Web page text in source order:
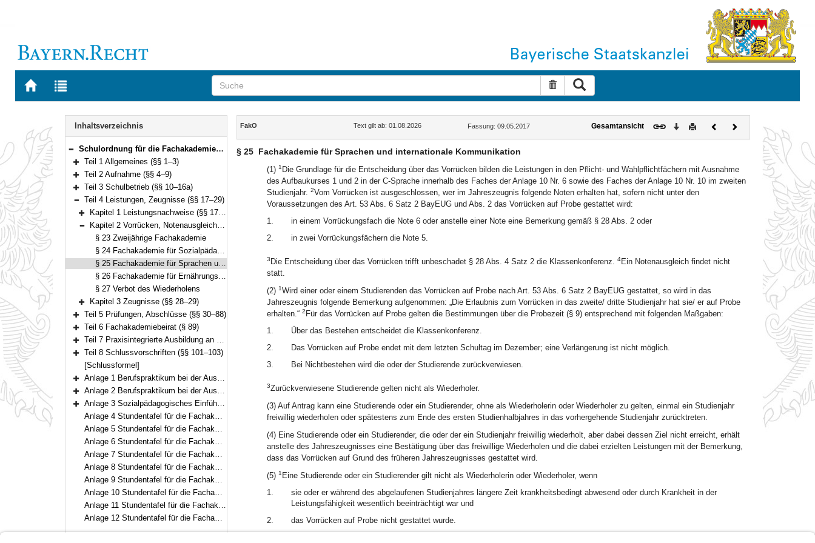
Zur
BAYERN.RECHT
Zur
letzten
Suche zurücksetzen
Navigation
Inhaltsverzeichnis
Bereich reduzieren
Schulordnung für die Fachakademien (Fachakademieordnung – FakO) Vom 9. Mai 2017 (GVBl. S. 118) BayRS 2236-9-1-4-K (§§ 1–103)
Bereich erweitern
Teil 1 Allgemeines (§§ 1–3)
Bereich erweitern
Teil 2 Aufnahme (§§ 4–9)
Bereich erweitern
Teil 3 Schulbetrieb (§§ 10–16a)
Bereich reduzieren
Teil 4 Leistungen, Zeugnisse (§§ 17–29)
Bereich erweitern
Kapitel 1 Leistungsnachweise (§§ 17–22)
Bereich reduzieren
Kapitel 2 Vorrücken, Notenausgleich und Wiederholen (§§ 23–27)
§ 23 Zweijährige Fachakademie
§ 24 Fachakademie für Sozialpädagogik
§ 25 Fachakademie für Sprachen und internationale Kommunikation
§ 26 Fachakademie für Ernährungs- und Versorgungsmanagement
§ 27 Verbot des Wiederholens
Bereich erweitern
Kapitel 3 Zeugnisse (§§ 28–29)
Bereich erweitern
Teil 5 Prüfungen, Abschlüsse (§§ 30–88)
Bereich erweitern
Teil 6 Fachakademiebeirat (§ 89)
Bereich erweitern
Teil 7 Praxisintegrierte Ausbildung an der Fachakademie für Sozialpädagogik (§§ 90–100)
Bereich erweitern
Teil 8 Schlussvorschriften (§§ 101–103)
[Schlussformel]
Bereich erweitern
Anlage 1 Berufspraktikum bei der Ausbildung zur Staatlich anerkannten Erzieherin und zum Staatlich anerkannten Erzieher
Bereich erweitern
Anlage 2 Berufspraktikum bei der Ausbildung zur Staatlich geprüften Betriebswirtin für Ernährungs- und Versorgungsmanagement und zum Staatlich geprüften Betriebswirt für Ernährungs- und Versorgungsmanagement
Bereich erweitern
Anlage 3 Sozialpädagogisches Einführungsjahr
Anlage 4 Stundentafel für die Fachakademie für Brau- und Getränketechnologie
Anlage 5 Stundentafel für die Fachakademie für Heilpädagogik
Anlage 6 Stundentafel für die Fachakademie für Medizintechnik
Anlage 7 Stundentafel für die Fachakademie für Raum- und Objektdesign
Anlage 8 Stundentafel für die Fachakademie für Wirtschaft
Anlage 9 Stundentafel für die Fachakademie für Sozialpädagogik
Anlage 10 Stundentafel für die Fachakademie für Sprachen und internationale Kommunikation
Anlage 11 Stundentafel für die Fachakademie für Ernährungs- und Versorgungsmanagement
Anlage 12 Stundentafel für die Fachakademien für Sozialpädagogik (praxisintegrierte Ausbildung)
Inhalt
FakO Text gilt ab: 01.08.2026 Fassung: 09.05.2017 Gesamtansicht Download
DruckenVorherigesNächstes
Dokument
§ 25 Fachakademie für Sprachen und internationale Kommunikation
(1) 1 Die Grundlage für die Entscheidung über das Vorrücken bilden die Leistungen in den Pflicht- und Wahlpflichtfächern mit Ausnahme
des Aufbaukurses 1 und 2 in der C-Sprache innerhalb des Faches der Anlage 10 Nr. 6 sowie des Faches der Anlage 10 Nr. 10 im zweiten
Studienjahr. 2Vom Vorrücken ist ausgeschlossen, wer im Jahreszeugnis folgende Noten erhalten hat, sofern nicht unter den
Voraussetzungen des Art. 53 Abs. 6 Satz 2 BayEUG und Abs. 2 das Vorrücken auf Probe gestattet wird:
1.
in einem Vorrückungsfach die Note 6 oder anstelle einer Note eine Bemerkung gemäß § 28 Abs. 2 oder
2.
in zwei Vorrückungsfächern die Note 5.
3 Die Entscheidung über das Vorrücken trifft unbeschadet § 28 Abs. 4 Satz 2 die Klassenkonferenz. 4Ein Notenausgleich findet nicht
statt.
(2) 1Wird einer oder einem Studierenden das Vorrücken auf Probe nach Art. 53 Abs. 6 Satz 2 BayEUG gestattet, so wird in das
Jahreszeugnis folgende Bemerkung aufgenommen: „Die Erlaubnis zum Vorrücken in das zweite/ dritte Studienjahr hat sie/ er auf Probe
erhalten.“ 2 Für das Vorrücken auf Probe gelten die Bestimmungen über die Probezeit (§ 9) entsprechend mit folgenden Maßgaben:
1.
Über das Bestehen entscheidet die Klassenkonferenz.
2.
Das Vorrücken auf Probe endet mit dem letzten Schultag im Dezember; eine Verlängerung ist nicht möglich.
3.
Bei Nichtbestehen wird die oder der Studierende zurückverwiesen.
3Zurückverwiesene Studierende gelten nicht als Wiederholer.
(3) Auf Antrag kann eine Studierende oder ein Studierender, ohne als Wiederholerin oder Wiederholer zu gelten, einmal ein Studienjahr
freiwillig wiederholen oder spätestens zum Ende des ersten Studienhalbjahres in das vorhergehende Studienjahr zurücktreten.
(4) Eine Studierende oder ein Studierender, die oder der ein Studienjahr freiwillig wiederholt, aber dabei dessen Ziel nicht erreicht, erhält
anstelle des Jahreszeugnisses eine Bestätigung über das freiwillige Wiederholen und die dabei erzielten Leistungen mit der Bemerkung,
dass das Vorrücken auf Grund des früheren Jahreszeugnisses gestattet wird.
(5) 1 Eine Studierende oder ein Studierender gilt nicht als Wiederholerin oder Wiederholer, wenn
1.
sie oder er während des abgelaufenen Studienjahres längere Zeit krankheitsbedingt abwesend oder durch Krankheit in der
Leistungsfähigkeit wesentlich beeinträchtigt war und
2.
das Vorrücken auf Probe nicht gestattet wurde.